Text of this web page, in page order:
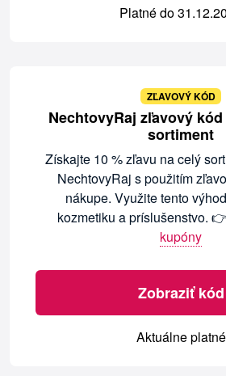
Platné do
ZĽAVOVÝ KÓD
NechtovyRaj zľavový
sortiment
Získajte 10 % zľavu na celý
NechtovyRaj s použitím
nákupe. Využite tento
kozmetiku a príslušenstvo. 👉
kupóny
Zobraziť kód
Aktuálne platné